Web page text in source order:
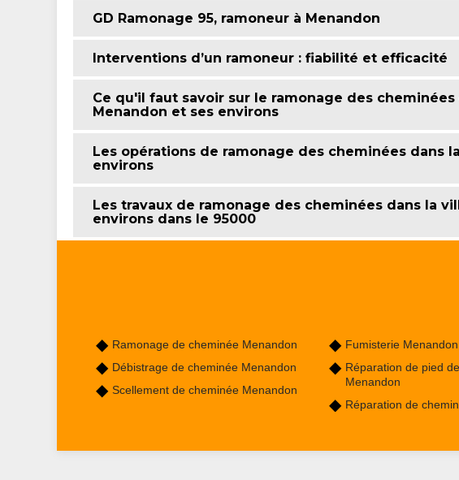
GD Ramonage 95, ramoneur à Menandon
Interventions d’un ramoneur : fiabilité et efficacité
Ce qu'il faut savoir sur le ramonage des
Menandon et ses environs
Les opérations de ramonage des cheminées dans
environs
Les travaux de ramonage des cheminées dans la
environs dans le 95000
Ramonage de cheminée Menandon
Débistrage de cheminée Menandon
Scellement de cheminée Menandon
Fumisterie Menandon
Réparation de pied
Menandon
Réparation de